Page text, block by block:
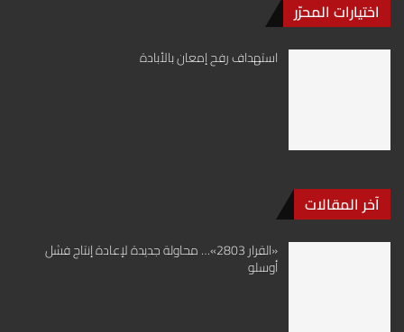
اختيارات المحرّر
استهداف رفح إمعان بالأبادة
آخر المقالات
«القرار 2803»… محاولة جديدة لإعادة إنتاج فشل
أوسلو